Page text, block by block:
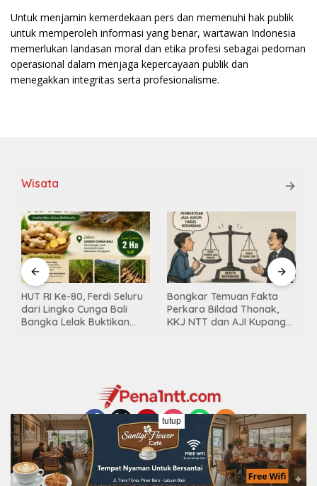
Untuk menjamin kemerdekaan pers dan memenuhi hak publik
untuk memperoleh informasi yang benar, wartawan Indonesia
memerlukan landasan moral dan etika profesi sebagai pedoman
operasional dalam menjaga kepercayaan publik dan
menegakkan integritas serta profesionalisme.
Wisata
HUT RI Ke-80, Ferdi Seluru
dari Lingko Cunga Bali
Bangka Lelak Buktikan
Bongkar Temuan Fakta
Perkara Bildad Thonak,
KKJ NTT dan AJI Kupang
Copyright © 2025 Pena1ntt.com - Created By FEC Hoster
tutup